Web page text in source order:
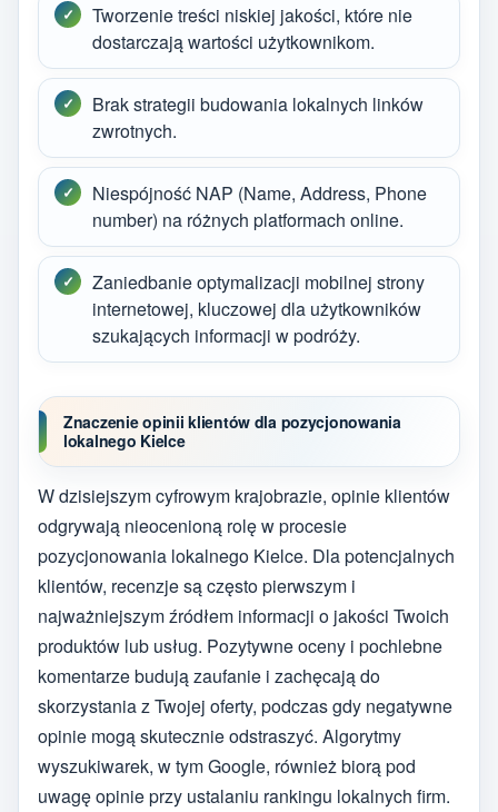
Tworzenie treści niskiej jakości, które nie
dostarczają wartości użytkownikom.
Brak strategii budowania lokalnych linków
zwrotnych.
Niespójność NAP (Name, Address, Phone
number) na różnych platformach online.
Zaniedbanie optymalizacji mobilnej strony
internetowej, kluczowej dla użytkowników
szukających informacji w podróży.
Znaczenie opinii klientów dla pozycjonowania
lokalnego Kielce
W dzisiejszym cyfrowym krajobrazie, opinie klientów
odgrywają nieocenioną rolę w procesie
pozycjonowania lokalnego Kielce. Dla potencjalnych
klientów, recenzje są często pierwszym i
najważniejszym źródłem informacji o jakości Twoich
produktów lub usług. Pozytywne oceny i pochlebne
komentarze budują zaufanie i zachęcają do
skorzystania z Twojej oferty, podczas gdy negatywne
opinie mogą skutecznie odstraszyć. Algorytmy
wyszukiwarek, w tym Google, również biorą pod
uwagę opinie przy ustalaniu rankingu lokalnych firm.